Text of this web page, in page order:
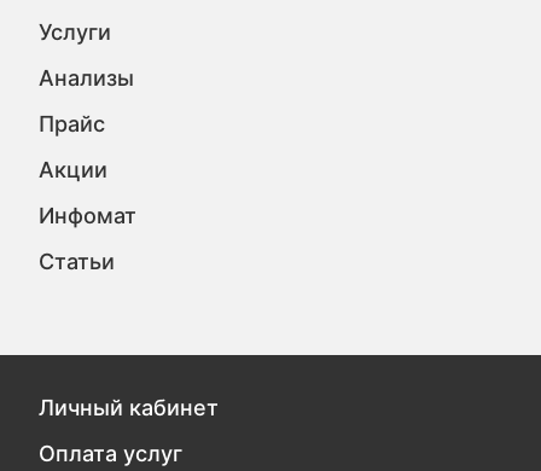
Услуги
Анализы
Прайс
Акции
Инфомат
Статьи
Личный кабинет
Оплата услуг